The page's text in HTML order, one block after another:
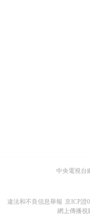
中央電視台
違法和不良信息舉報 京ICP證
網上傳播視